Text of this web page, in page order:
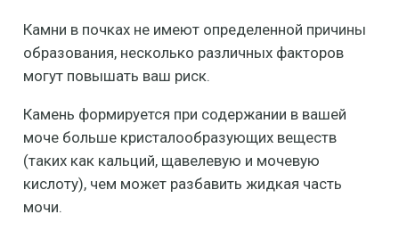
Камни в почках не имеют определенной причины
образования, несколько различных факторов
могут повышать ваш риск.
Камень формируется при содержании в вашей
моче больше кристалообразующих веществ
(таких как кальций, щавелевую и мочевую
кислоту), чем может разбавить жидкая часть
мочи.